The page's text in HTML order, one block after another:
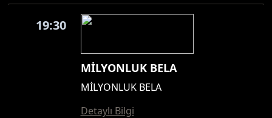
19:30
MİLYONLUK BELA
MİLYONLUK BELA
Detaylı Bilgi